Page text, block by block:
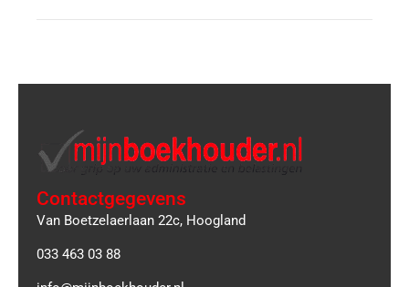
Contactgegevens
Van Boetzelaerlaan 22c, Hoogland
033 463 03 88